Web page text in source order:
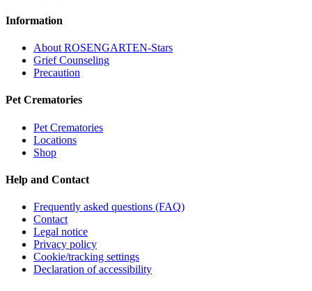
Information
About ROSENGARTEN-Stars
Grief Counseling
Precaution
Pet Crematories
Pet Crematories
Locations
Shop
Help and Contact
Frequently asked questions (FAQ)
Contact
Legal notice
Privacy policy
Cookie/tracking settings
Declaration of accessibility